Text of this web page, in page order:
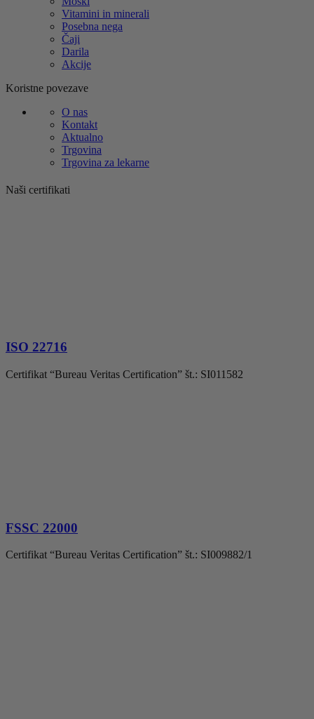
Vitamini in minerali
Posebna nega
Čaji
Darila
Akcije
Koristne povezave
O nas
Kontakt
Aktualno
Trgovina
Trgovina za lekarne
Naši certifikati
ISO 22716
Certifikat “Bureau Veritas Certification” št.: SI011582
FSSC 22000
Certifikat “Bureau Veritas Certification” št.: SI009882/1